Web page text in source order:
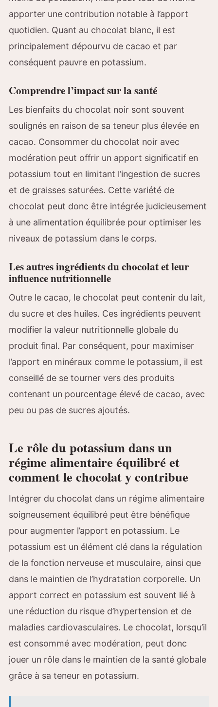
apporter une contribution notable à l’apport
quotidien. Quant au chocolat blanc, il est
principalement dépourvu de cacao et par
conséquent pauvre en potassium.
Comprendre l’impact sur la santé
Les bienfaits du chocolat noir sont souvent
soulignés en raison de sa teneur plus élevée en
cacao. Consommer du chocolat noir avec
modération peut offrir un apport significatif en
potassium tout en limitant l’ingestion de sucres
et de graisses saturées. Cette variété de
chocolat peut donc être intégrée judicieusement
à une alimentation équilibrée pour optimiser les
niveaux de potassium dans le corps.
Les autres ingrédients du chocolat et leur
influence nutritionnelle
Outre le cacao, le chocolat peut contenir du lait,
du sucre et des huiles. Ces ingrédients peuvent
modifier la valeur nutritionnelle globale du
produit final. Par conséquent, pour maximiser
l’apport en minéraux comme le potassium, il est
conseillé de se tourner vers des produits
contenant un pourcentage élevé de cacao, avec
peu ou pas de sucres ajoutés.
Le rôle du potassium dans un
régime alimentaire équilibré et
comment le chocolat y contribue
Intégrer du chocolat dans un régime alimentaire
soigneusement équilibré peut être bénéfique
pour augmenter l’apport en potassium. Le
potassium est un élément clé dans la régulation
de la fonction nerveuse et musculaire, ainsi que
dans le maintien de l’hydratation corporelle. Un
apport correct en potassium est souvent lié à
une réduction du risque d’hypertension et de
maladies cardiovasculaires. Le chocolat, lorsqu’il
est consommé avec modération, peut donc
jouer un rôle dans le maintien de la santé globale
grâce à sa teneur en potassium.